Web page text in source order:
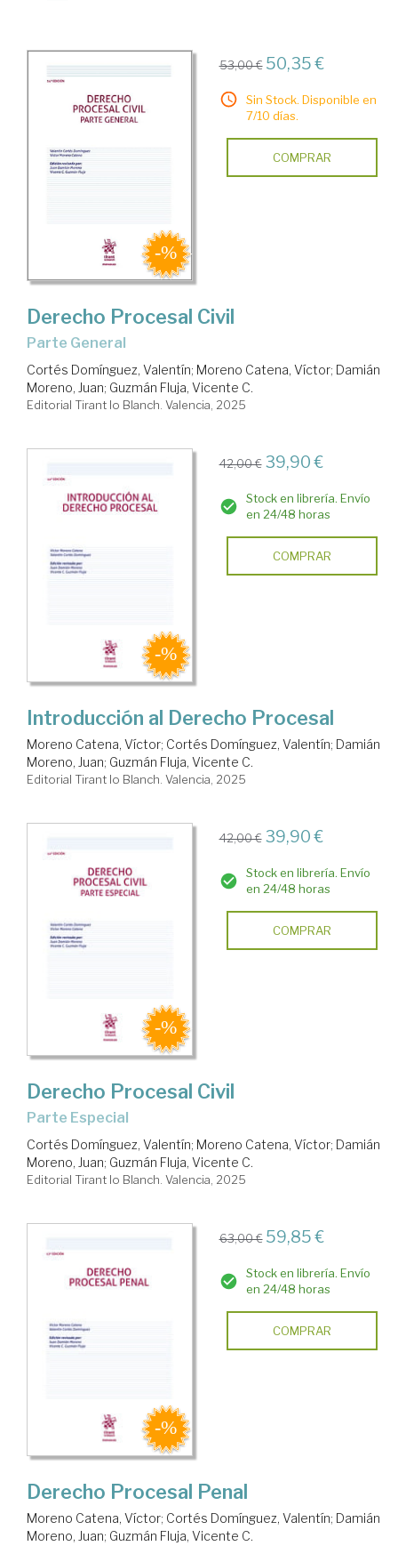
53,00 € 50,35 €
Sin Stock. Disponible en
7/10 días.
COMPRAR
Derecho Procesal Civil
Parte General
Cortés Domínguez, Valentín; Moreno Catena, Víctor; Damián
Moreno, Juan; Guzmán Fluja, Vicente C.
Editorial Tirant lo Blanch. Valencia, 2025
42,00 € 39,90 €
Stock en librería. Envío
en 24/48 horas
COMPRAR
Introducción al Derecho Procesal
Moreno Catena, Víctor; Cortés Domínguez, Valentín; Damián
Moreno, Juan; Guzmán Fluja, Vicente C.
Editorial Tirant lo Blanch. Valencia, 2025
42,00 € 39,90 €
Stock en librería. Envío
en 24/48 horas
COMPRAR
Derecho Procesal Civil
Parte Especial
Cortés Domínguez, Valentín; Moreno Catena, Víctor; Damián
Moreno, Juan; Guzmán Fluja, Vicente C.
Editorial Tirant lo Blanch. Valencia, 2025
63,00 € 59,85 €
Stock en librería. Envío
en 24/48 horas
COMPRAR
Derecho Procesal Penal
Moreno Catena, Víctor; Cortés Domínguez, Valentín; Damián
Moreno, Juan; Guzmán Fluja, Vicente C.